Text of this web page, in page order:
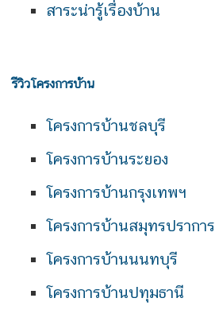
สาระน่ารู้เรื่องบ้าน
รีวิวโครงการบ้าน
โครงการบ้านชลบุรี
โครงการบ้านระยอง
โครงการบ้านกรุงเทพฯ
โครงการบ้านสมุทรปราการ
โครงการบ้านนนทบุรี
โครงการบ้านปทุมธานี